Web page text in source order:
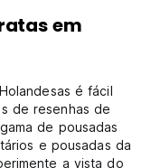
em
é fácil
de resenhas de
de pousadas
e pousadas da
a vista do